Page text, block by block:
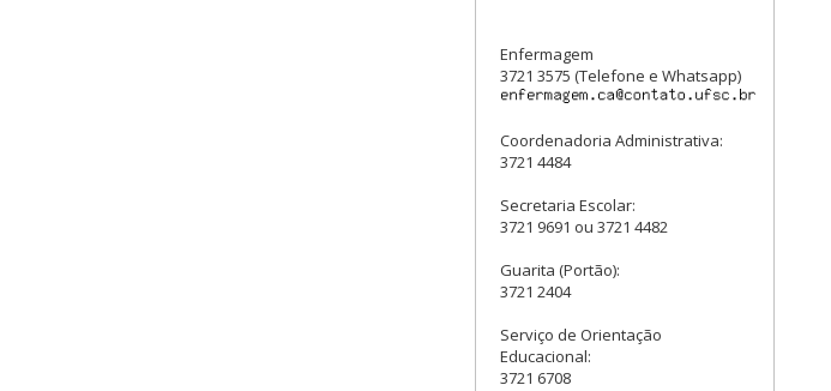
Enfermagem
3721 3575 (Telefone e Whatsapp)
Coordenadoria Administrativa:
3721 4484
Secretaria Escolar:
3721 9691 ou 3721 4482
Guarita (Portão):
3721 2404
Serviço de Orientação
Educacional:
3721 6708